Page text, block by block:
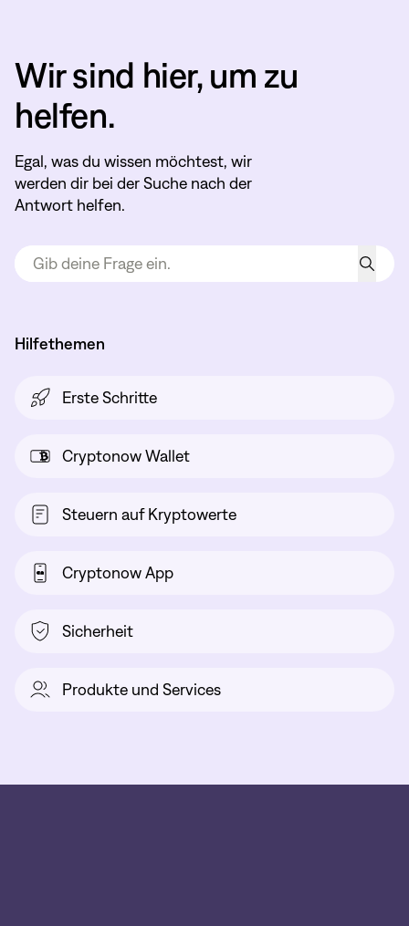
Wir sind hier, um zu
helfen.
Egal, was du wissen möchtest, wir
werden dir bei der Suche nach der
Antwort helfen.
Hilfethemen
Erste Schritte
Cryptonow Wallet
Steuern auf Kryptowerte
Cryptonow App
Sicherheit
Produkte und Services